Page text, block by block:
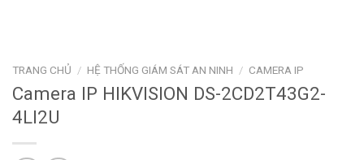
TRANG CHỦ / HỆ THỐNG GIÁM SÁT AN NINH / CAMERA IP
Camera IP HIKVISION DS-2CD2T43G2-
4LI2U